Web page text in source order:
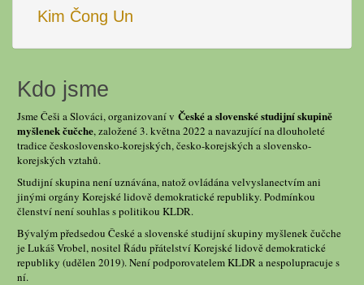
Kim Čong Un
Kdo jsme
Jsme Češi a Slováci, organizovaní v České a slovenské studijní skupině
myšlenek čučche, založené 3. května 2022 a navazující na dlouholeté
tradice československo-korejských, česko-korejských a slovensko-
korejských vztahů.
Studijní skupina není uznávána, natož ovládána velvyslanectvím ani
jinými orgány Korejské lidově demokratické republiky. Podmínkou
členství není souhlas s politikou KLDR.
Bývalým předsedou České a slovenské studijní skupiny myšlenek čučche
je Lukáš Vrobel, nositel Řádu přátelství Korejské lidově demokratické
republiky (udělen 2019). Není podporovatelem KLDR a nespolupracuje s
ní.